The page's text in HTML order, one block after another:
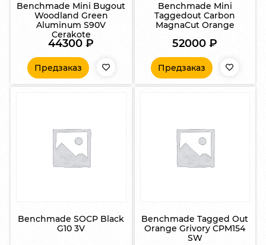
Benchmade Mini Bugout
Woodland Green
Aluminum S90V
Cerakote
44300₽
Предзаказ
Benchmade Mini
Taggedout Carbon
MagnaCut Orange
52000₽
Предзаказ
Benchmade SOCP Black
G10 3V
Benchmade Tagged Out
Orange Grivory CPM154
SW